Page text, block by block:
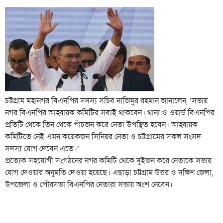
চট্টগ্রাম মহানগর বিএনপির সদস্য সচিব নাজিমুর রহমান জানালেন, ‘সভায়
নগর বিএনপির আহ্বায়ক কমিটির সবাই থাকবেন। থানা ও ওয়ার্ড বিএনপির
প্রতিটি থেকে তিন থেকে পাঁচজন করে নেতা উপস্থিত হবেন। আহ্বায়ক
কমিটিতে নেই এমন কয়েকজন সিনিয়র নেতা ও চট্টগ্রামের সকল সংসদ
সদস্য যোগ দেবেন এতে।’
প্রত্যেক সহযোগী সংগঠনের নগর কমিটি থেকে দুইজন করে নেতাকে সভায়
যোগ দেওয়ার অনুমতি দেওয়া হয়েছে। এছাড়া চট্টগ্রাম উত্তর ও দক্ষিণ জেলা,
উপজেলা ও পৌরসভা বিএনপির নেতারা সভায় অংশ নেবেন।